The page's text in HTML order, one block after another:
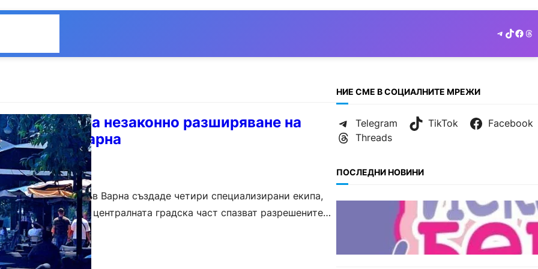
Telegram
TikTok
следят за незаконно разширяване на
на Варна
„Одесос“ във Варна създаде четири специализирани екипа,
дали обектите в централната градска част спазват разрешените
на маси и вендинг автомати….
НИЕ СМЕ В СОЦИАЛНИТЕ МРЕЖИ
Telegram TikTok
Facebook
Threads
ПОСЛЕДНИ НОВИНИ
Инвитро подкрепата под
въпрос? „Искам бебе“ се обяви
срещу прехвърлянето на
Центъра към НЗОК